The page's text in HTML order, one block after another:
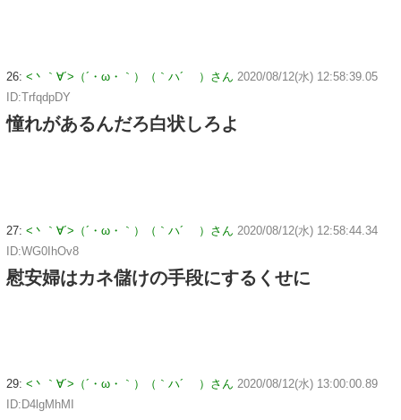
26: <丶｀∀´>（´・ω・｀）（｀ハ´ ）さん 2020/08/12(水) 12:58:39.05
ID:TrfqdpDY
憧れがあるんだろ白状しろよ
27: <丶｀∀´>（´・ω・｀）（｀ハ´ ）さん 2020/08/12(水) 12:58:44.34
ID:WG0IhOv8
慰安婦はカネ儲けの手段にするくせに
29: <丶｀∀´>（´・ω・｀）（｀ハ´ ）さん 2020/08/12(水) 13:00:00.89
ID:D4lgMhMI